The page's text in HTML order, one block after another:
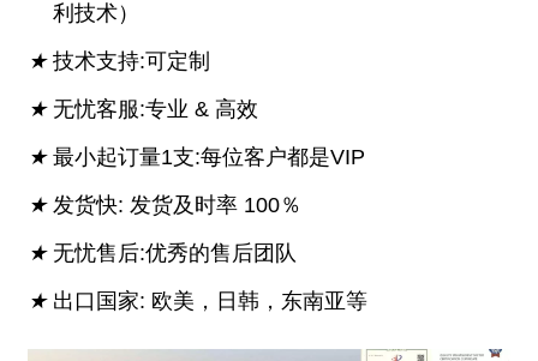
利技术）
★ 技术支持:可定制
★ 无忧客服:专业 & 高效
★ 最小起订量1支:每位客户都是VIP
★ 发货快: 发货及时率 100％
★ 无忧售后:优秀的售后团队
★ 出口国家: 欧美，日韩，东南亚等